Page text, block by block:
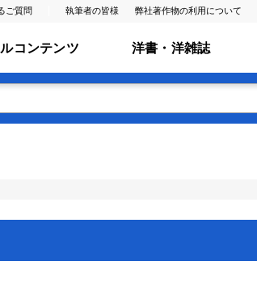
ご質問 執筆者の皆様 弊社著作物の利用について
コンテンツ 洋書・洋雑誌